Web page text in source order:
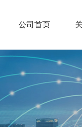
公司首页